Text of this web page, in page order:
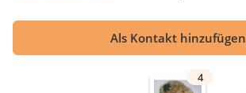
Als Kontakt hinzufügen
4